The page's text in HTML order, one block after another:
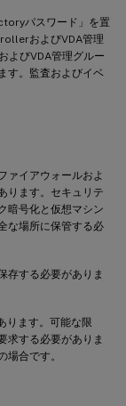
パスワード」を置
およびVDA管理
よびVDA管理グルー
す。監査およびイベ
ァイアウォールおよ
ります。セキュリテ
暗号化と仮想マシン
な場所に保管する必
存する必要がありま
ります。可能な限
求する必要がありま
合です。